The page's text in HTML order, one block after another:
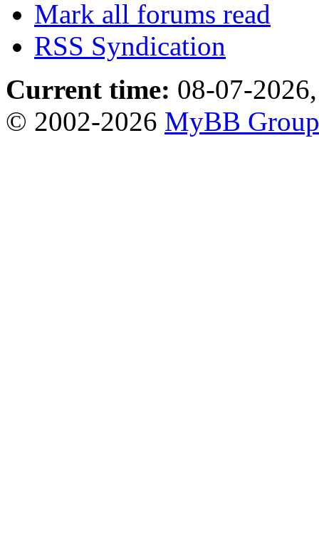
Mark all forums read
RSS Syndication
Current time: 08-07-
© 2002-2026 MyBB Group